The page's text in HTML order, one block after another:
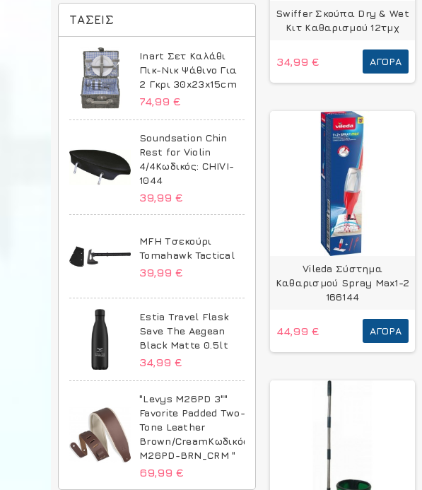
ΤΆΣΕΙΣ
Inart Σετ Καλάθι
Πικ-Νικ Ψάθινο Για
2 Γκρι 30x23x15cm
74,99 €
Soundsation Chin
Rest for Violin
4/4Κωδικός: CHIVI-
1044
39,99 €
MFH Τσεκούρι
Tomahawk Tactical
39,99 €
Estia Travel Flask
Save The Aegean
Black Matte 0.5lt
34,99 €
"Levys M26PD 3""
Favorite Padded Two-
Tone Leather
Brown/CreamΚωδικός:
M26PD-BRN_CRM "
69,99 €
Swiffer Σκούπα Dry & Wet
Κιτ Καθαρισμού 12τμχ
34,99 € ΑΓΟΡΆ
Vileda Σύστημα
Καθαρισμού Spray Max1-2
166144
44,99 € ΑΓΟΡΆ